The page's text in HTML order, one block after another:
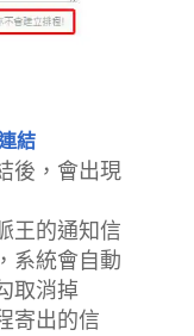
結
後，會出現
王的通知信
系統會自動
取消掉
寄出的信